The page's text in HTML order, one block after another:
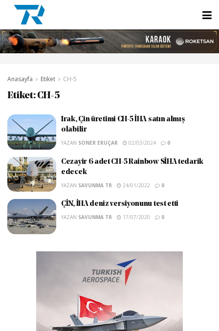
Anasayfa Etiket CH-5
Etiket: CH-5
Irak, Çin üretimi CH-5 İHA satın almış
olabilir
YAZAN SONER ERUÇAR 02/03/2024 0
Cezayir 6 adet CH-5 Rainbow SİHA tedarik
edecek
YAZAN SAVUNMA TR 24/01/2022 0
ÇİN, İHA deniz versiyonunu test etti
YAZAN SAVUNMA TR 17/07/2020 0